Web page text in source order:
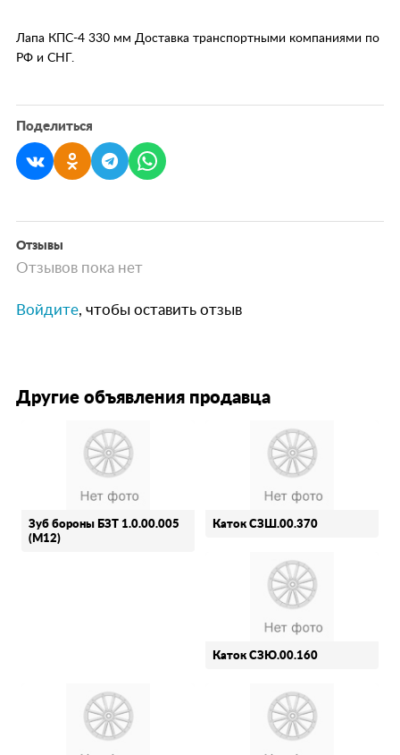
Лапа КПС-4 330 мм Доставка транспортными компаниями по
РФ и СНГ.
Поделиться
Отзывы
Отзывов пока нет
Войдите, чтобы оставить отзыв
Другие объявления продавца
Зуб бороны БЗТ 1.0.00.005
(М12)
Каток СЗШ.00.370
Каток СЗЮ.00.160